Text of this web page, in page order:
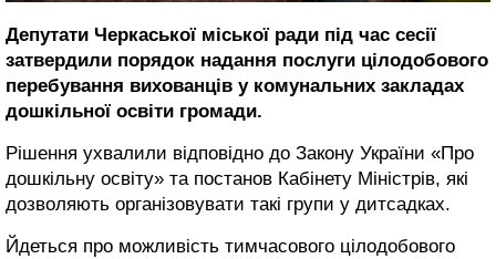
Депутати Черкаської міської ради під час сесії
затвердили порядок надання послуги цілодобового
перебування вихованців у комунальних закладах
дошкільної освіти громади.
Рішення ухвалили відповідно до Закону України «Про
дошкільну освіту» та постанов Кабінету Міністрів, які
дозволяють організовувати такі групи у дитсадках.
Йдеться про можливість тимчасового цілодобового